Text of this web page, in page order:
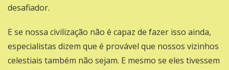
desafiador.
E se nossa civilização não é capaz de fazer isso ainda,
especialistas dizem que é provável que nossos vizinhos
celestiais também não sejam. E mesmo se eles tivessem